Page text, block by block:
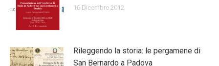
16 Dicembre 2012
Rileggendo la storia: le pergamene di
San Bernardo a Padova